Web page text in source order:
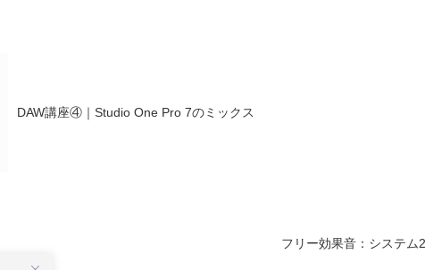
DAW講座④｜Studio One Pro 7のミックス
フリー効果音：システム